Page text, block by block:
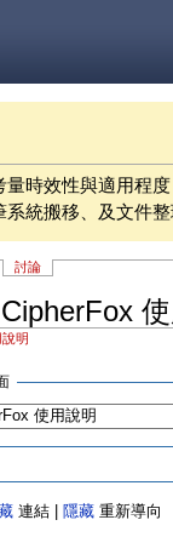
時效性與適用程
統搬移、及文件
討論
明
連結 | 隱藏 重新導向